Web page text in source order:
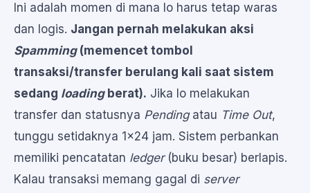
Ini adalah momen di mana lo harus tetap waras
dan logis. Jangan pernah melakukan aksi
Spamming(memencet tombol
transaksi/transfer berulang kali saat sistem
sedang loadingberat). Jika lo melakukan
transfer dan statusnya Pendingatau Time Out,
tunggu setidaknya 1x24 jam. Sistem perbankan
memiliki pencatatan ledger(buku besar) berlapis.
Kalau transaksi memang gagal di server